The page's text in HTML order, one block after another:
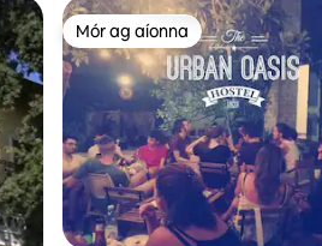
Mór ag aíonna
Mór ag aíonna